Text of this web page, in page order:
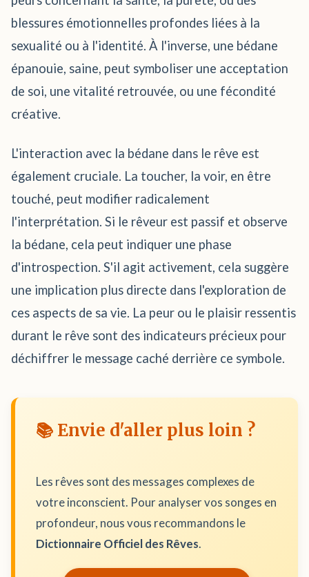
blessures émotionnelles profondes liées à la
sexualité ou à l'identité. À l'inverse, une bédane
épanouie, saine, peut symboliser une acceptation
de soi, une vitalité retrouvée, ou une fécondité
créative.
L'interaction avec la bédane dans le rêve est
également cruciale. La toucher, la voir, en être
touché, peut modifier radicalement
l'interprétation. Si le rêveur est passif et observe
la bédane, cela peut indiquer une phase
d'introspection. S'il agit activement, cela suggère
une implication plus directe dans l'exploration de
ces aspects de sa vie. La peur ou le plaisir ressentis
durant le rêve sont des indicateurs précieux pour
déchiffrer le message caché derrière ce symbole.
📚 Envie d'aller plus loin ?
Les rêves sont des messages complexes de
votre inconscient. Pour analyser vos songes en
profondeur, nous vous recommandons le
Dictionnaire Officiel des Rêves.